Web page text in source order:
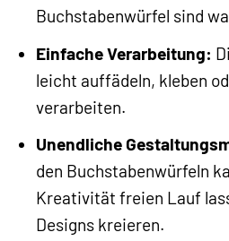
Buchstabenwürfel sind
Einfache Verarbeitung:
leicht auffädeln, kleben
verarbeiten.
Unendliche
den Buchstabenwürfeln
Kreativität freien Lauf
Designs kreieren.